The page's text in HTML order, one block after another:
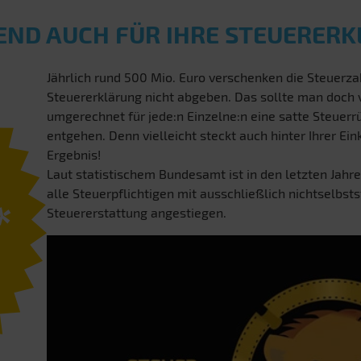
AUCH FÜR IHRE
Jährlich rund 500 Mio. Euro verschenken die
Steuererklärung nicht abgeben. Das sollte man
umgerechnet für jede:n Einzelne:n eine satte
entgehen. Denn vielleicht steckt auch hinter Ihrer
Ergebnis!
Laut statistischem Bundesamt ist in den letzten
alle Steuerpflichtigen mit ausschließlich
Steuererstattung angestiegen.